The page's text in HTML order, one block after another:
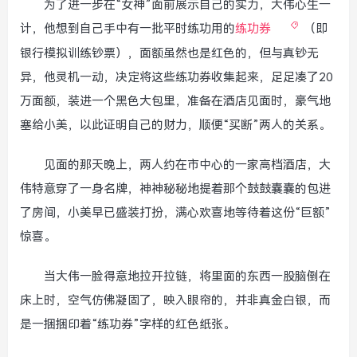
为了进一步在“女神”面前展示自己的实力，大伟心生一
计，他想到自己手中有一批平时练功用的练功券
（即
银行模拟训练钞票），面额虽然也是红色的，但与真钞无
异，他灵机一动，决定将这些练功券收集起来，足足凑了20
万面额，装进一个黑色大包里，准备在酒店见面时，豪气地
塞给小美，以此证明自己的财力，顺便“买断”两人的关系。
见面的那天晚上，两人约在市中心的一家高档酒店，大
伟特意穿了一身名牌，神神秘秘地提着那个鼓鼓囊囊的包进
了房间，小美早已盛装打扮，满心欢喜地等待着这份“巨额”
惊喜。
当大伟一脸得意地拉开拉链，将里面的东西一股脑倒在
床上时，空气仿佛凝固了，映入眼帘的，并非真金白银，而
是一捆捆印着“练功券”字样的红色纸张。